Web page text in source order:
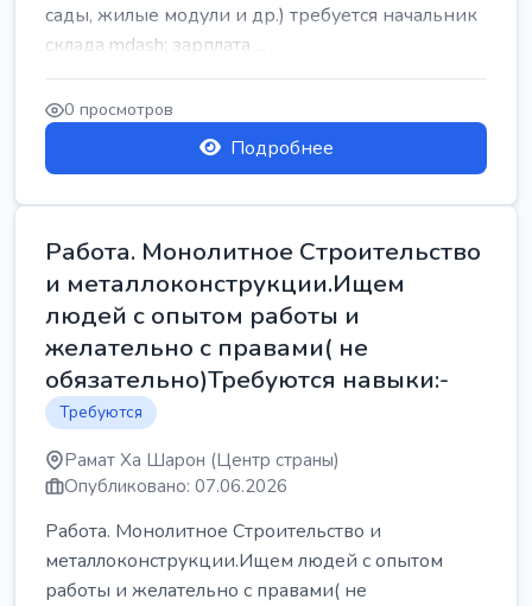
сады, жилые модули и др.) требуется начальник
склада mdash; зарплата ...
0 просмотров
Подробнее
Работа. Монолитное Строительство
и металлоконструкции.Ищем
людей с опытом работы и
желательно с правами( не
обязательно)Требуются навыки:-
Требуются
Рамат Ха Шарон (Центр страны)
Опубликовано: 07.06.2026
Работа. Монолитное Строительство и
металлоконструкции.Ищем людей с опытом
работы и желательно с правами( не